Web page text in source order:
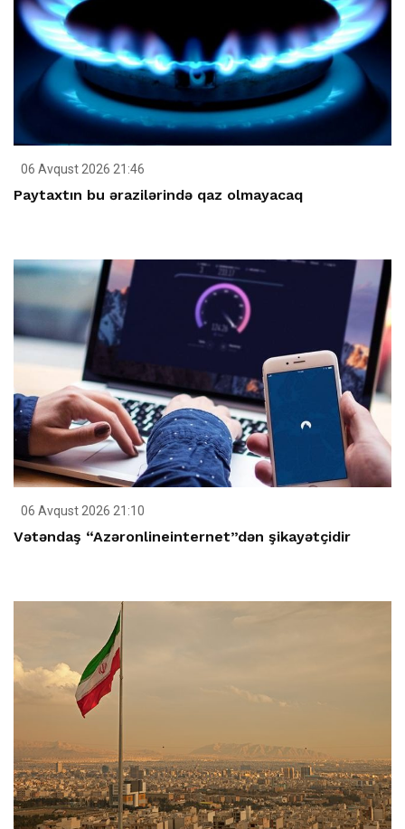
06 Avqust 2026 21:46
Paytaxtın bu ərazilərində qaz olmayacaq
06 Avqust 2026 21:10
Vətəndaş “Azəronlineinternet”dən şikayətçidir